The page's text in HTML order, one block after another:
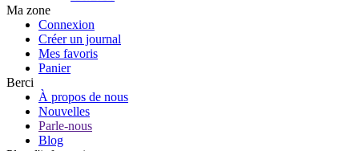
Ma zone
Connexion
Créer un journal
Mes favoris
Panier
Berci
À propos de nous
Nouvelles
Parle-nous
Blog